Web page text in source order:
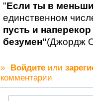
"Если ты в
единственном
пусть и
безумен"(Джордж
» Войдите или
комментарии